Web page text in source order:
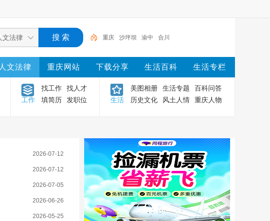
重庆 沙坪坝 渝中 合川
人文法律 重庆网站 下载分享 生活百科 生活专栏
工作
找工作
找人才
填简历
发职位 生活
美图相册 生活专题
百科问答
历史文化
风土人情 重庆人物
2026-07-12
2026-07-12
2026-07-05
2026-06-26
2026-05-25